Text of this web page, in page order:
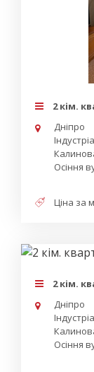
2 кім.
Дніпро
Осіння
Ціна за м
2 кім.
Дніпро
Осіння